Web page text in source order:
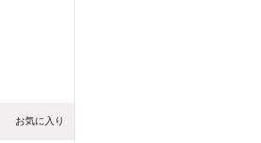
お気に入り